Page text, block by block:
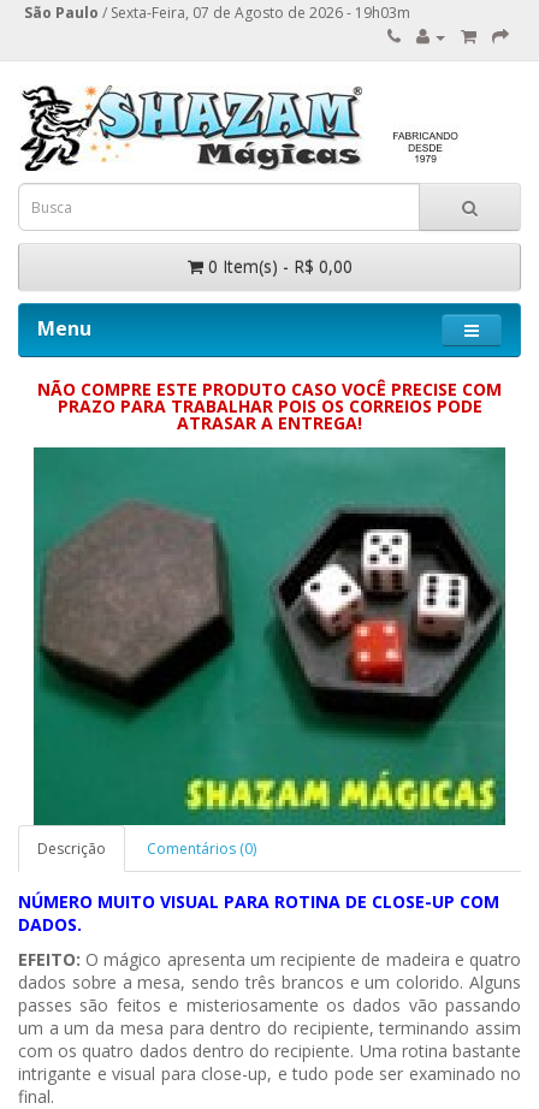
São Paulo / Sexta-Feira, 07 de Agosto de 2026 - 19h03m
0 Item(s) - R$ 0,00
Menu
NÃO COMPRE ESTE PRODUTO CASO VOCÊ PRECISE COM
PRAZO PARA TRABALHAR POIS OS CORREIOS PODE
ATRASAR A ENTREGA!
Descrição Comentários (0)
NÚMERO MUITO VISUAL PARA ROTINA DE CLOSE-UP COM
DADOS.
EFEITO: O mágico apresenta um recipiente de madeira e quatro
dados sobre a mesa, sendo três brancos e um colorido. Alguns
passes são feitos e misteriosamente os dados vão passando
um a um da mesa para dentro do recipiente, terminando assim
com os quatro dados dentro do recipiente. Uma rotina bastante
intrigante e visual para close-up, e tudo pode ser examinado no
final.